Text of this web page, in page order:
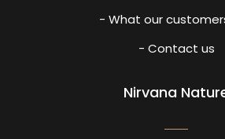
- What our
- Contact us
Nirvana